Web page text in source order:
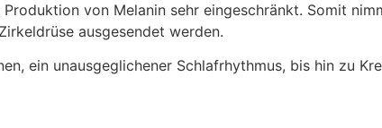
von Melanin sehr eingeschränkt. Somit
ausgesendet werden.
ein unausgeglichener Schlafrhythmus, bis hin zu